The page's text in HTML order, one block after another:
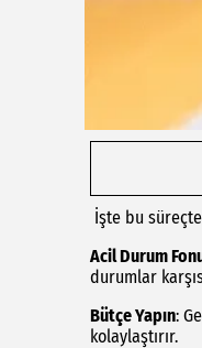
İşte bu
Acil Durum
durumlar
Bütçe Yapın:
kolaylaştırır.